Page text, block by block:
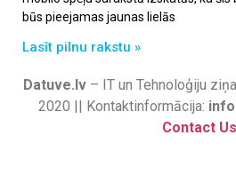
būs pieejamas jaunas lielās
Lasīt pilnu rakstu »
Datuve.lv– IT un Tehnoloģiju
2020 || Kontaktinformācija:
Contact Us